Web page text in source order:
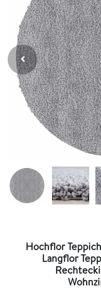
Hochflor
Langflor